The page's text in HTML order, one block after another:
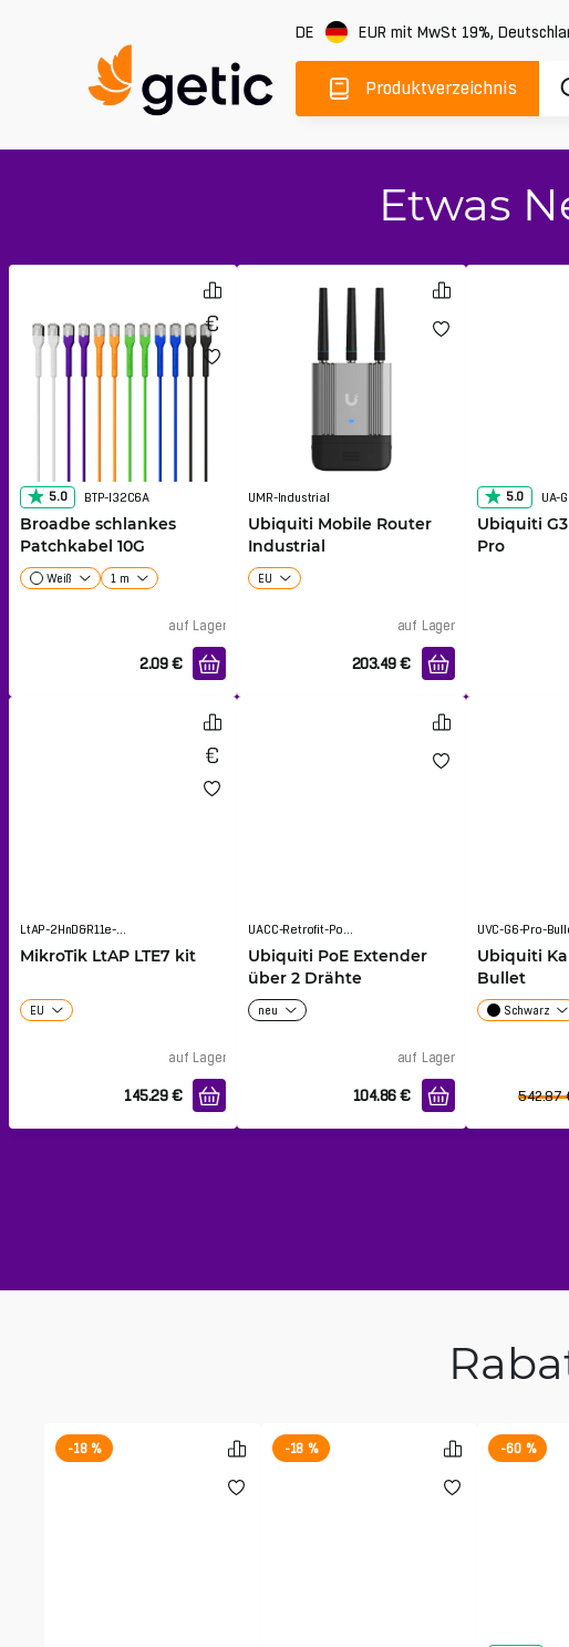
DE EUR mit MwSt 19%,
Produktverzeichnis
Etwas
5.0 BTP-I32C6A
Broadbe schlankes
Patchkabel 10G
Weiß 1 m
auf Lager
2.09 €
UMR-Industrial
Ubiquiti Mobile Router
Industrial
EU
auf Lager
203.49 €
5.0 UA-
Ubiquiti
Pro
LtAP-2HnD&R11e-LTE7
MikroTik LtAP LTE7 kit
EU
auf Lager
145.29 €
UACC-Retrofit-PoE-2Wire
Ubiquiti PoE Extender
über 2 Drähte
neu
auf Lager
104.86 €
UVC-G6-Pro-
Ubiquiti
Bullet
Schwarz
542.87
-18 % -18 % -60 %